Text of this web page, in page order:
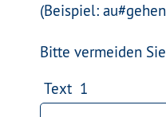
(Beispiel:
Bitte vermeiden
Text 1